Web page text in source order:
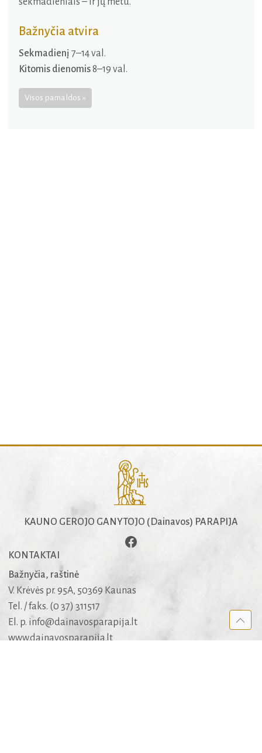
Bažnyčia atvira
Sekmadienį 7–14 val.
Kitomis dienomis8–19 val.
Visos pamaldos
KAUNO GEROJO GANYTOJO (Dainavos) PARAPIJA
KONTAKTAI
Bažnyčia, raštinė
V. Krėvės pr. 95A, 50369 Kaunas
Tel. / faks. (0 37) 311517
El. p. info@dainavosparapija.lt
www.dainavosparapija.lt